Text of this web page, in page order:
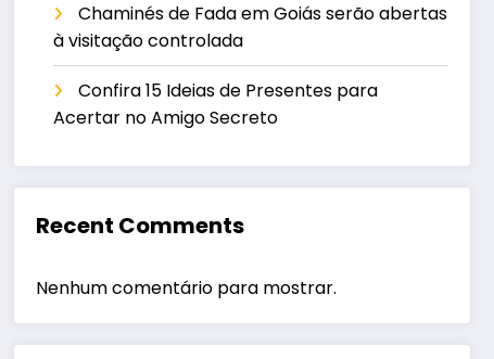
Chaminés de Fada em Goiás serão abertas
à visitação controlada
Confira 15 Ideias de Presentes para
Acertar no Amigo Secreto
Recent Comments
Nenhum comentário para mostrar.